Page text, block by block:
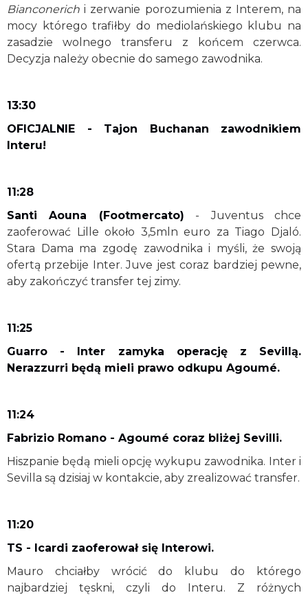
Bianconerich i zerwanie porozumienia z Interem, na
mocy którego trafiłby do mediolańskiego klubu na
zasadzie wolnego transferu z końcem czerwca.
Decyzja należy obecnie do samego zawodnika.
13:30
OFICJALNIE - Tajon Buchanan zawodnikiem
Interu!
11:28
Santi Aouna (Footmercato) - Juventus chce
zaoferować Lille około 3,5mln euro za Tiago Djaló.
Stara Dama ma zgodę zawodnika i myśli, że swoją
ofertą przebije Inter. Juve jest coraz bardziej pewne,
aby zakończyć transfer tej zimy.
11:25
Guarro - Inter zamyka operację z Sevillą.
Nerazzurri będą mieli prawo odkupu Agoumé.
11:24
Fabrizio Romano - Agoumé coraz bliżej Sevilli.
Hiszpanie będą mieli opcję wykupu zawodnika. Inter i
Sevilla są dzisiaj w kontakcie, aby zrealizować transfer.
11:20
TS - Icardi zaoferował się Interowi.
Mauro chciałby wrócić do klubu do którego
najbardziej tęskni, czyli do Interu. Z różnych